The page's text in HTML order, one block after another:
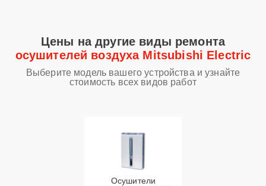
Цены на другие виды ремонта
осушителей воздуха Mitsubishi Electric
Выберите модель вашего устройства и узнайте
стоимость всех видов работ
Осушители